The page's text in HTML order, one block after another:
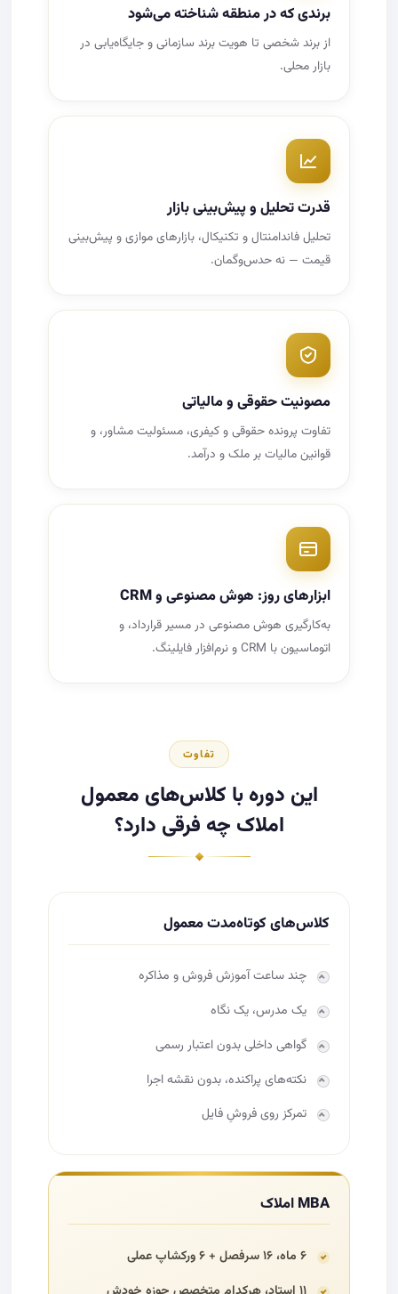
برندی که در منطقه شناخته می‌شود
از برند شخصی تا هویت برند سازمانی و جایگاه‌یابی در
بازار محلی.
قدرت تحلیل و پیش‌بینی بازار
تحلیل فاندامنتال و تکنیکال، بازارهای موازی و پیش‌بینی
قیمت — نه حدس‌وگمان.
مصونیت حقوقی و مالیاتی
تفاوت پرونده حقوقی و کیفری، مسئولیت مشاور، و
قوانین مالیات بر ملک و درآمد.
ابزارهای روز: هوش مصنوعی و CRM
به‌کارگیری هوش مصنوعی در مسیر قرارداد، و
اتوماسیون با CRM و نرم‌افزار فایلینگ.
تفاوت
این دوره با کلاس‌های معمول
املاک چه فرقی دارد؟
کلاس‌های کوتاه‌مدت معمول
چند ساعت آموزش فروش و مذاکره
یک مدرس، یک نگاه
گواهی داخلی بدون اعتبار رسمی
نکته‌های پراکنده، بدون نقشه اجرا
تمرکز روی فروشِ فایل
MBA املاک
۶ ماه، ۱۶ سرفصل + ۶ ورکشاپ عملی